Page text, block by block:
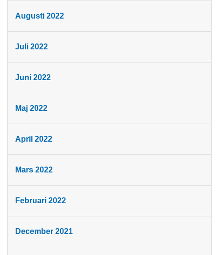
Augusti 2022
Juli 2022
Juni 2022
Maj 2022
April 2022
Mars 2022
Februari 2022
December 2021